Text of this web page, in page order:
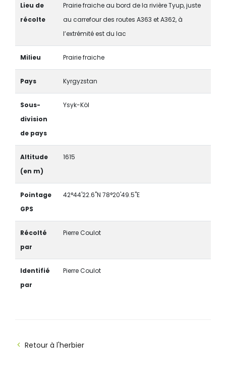
Lieu de
récolte
Prairie fraiche au bord de la rivière Tyup, juste
au carrefour des routes A363 et A362, à
l’extrémité est du lac
Milieu Prairie fraiche
Pays Kyrgyzstan
Sous-
division
de pays
Ysyk-Köl
Altitude
(en m)
1615
Pointage
GPS
42°44'22.6"N 78°20'49.5"E
Récolté
par
Pierre Coulot
Identifié
par
Pierre Coulot
Retour à l'herbier